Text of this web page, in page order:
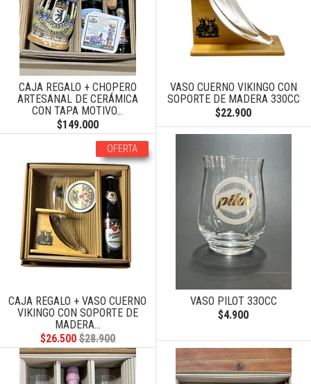
CAJA REGALO + CHOPERO
ARTESANAL DE CERÁMICA
CON TAPA MOTIVO...
$149.000
VASO CUERNO VIKINGO CON
SOPORTE DE MADERA 330CC
$22.900
OFERTA
CAJA REGALO + VASO CUERNO
VIKINGO CON SOPORTE DE
MADERA...
$26.500 $28.900
VASO PILOT 33OCC
$4.900